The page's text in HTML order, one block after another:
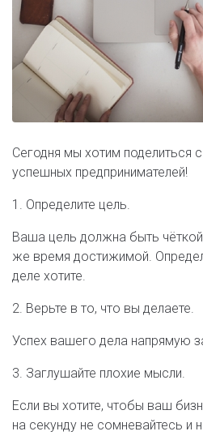
Сегодня мы хотим поделиться
успешных предпринимателей!
1. Определите цель.
Ваша цель должна быть
же время достижимой.
деле хотите.
2. Верьте в то, что вы делаете.
Успех вашего дела напрямую
3. Заглушайте плохие мысли.
Если вы хотите, чтобы ваш
на секунду не сомневайтесь и